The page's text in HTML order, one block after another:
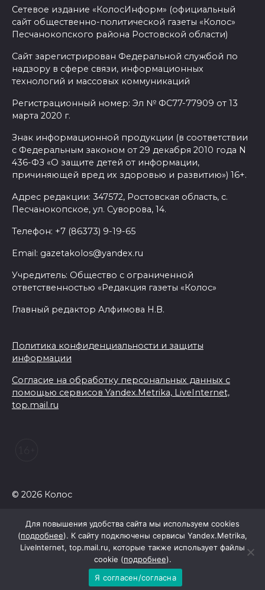
Сетевое издание «КолосИнформ» (официальный
сайт общественно-политической газеты «Колос»
Песчанокопского района Ростовской области)
Сайт зарегистрирован Федеральной службой по
надзору в сфере связи, информационных
технологий и массовых коммуникаций
Регистрационный номер: Эл № ФС77-77909 от 13
марта 2020 г.
Знак информационной продукции (в соответствии
с Федеральным законом от 29 декабря 2010 года N
436-ФЗ «О защите детей от информации,
причиняющей вред их здоровью и развитию») 16+.
Адрес редакции: 347572, Ростовская область, с.
Песчанокопское, ул. Суворова, 14.
Телефон: +7 (86373) 9-19-65
Email: gazetakolos@yandex.ru
Учредитель: Общество с ограниченной
ответственностью «Редакция газеты «Колос»
Главный редактор Алфимова Н.В.
Политика конфиденциальности и защиты
информации
Согласие на обработку персональных данных с
помощью сервисов Yandex.Metrika, LiveInternet,
top.mail.ru
© 2026 Колос
Для повышения удобства сайта мы используем cookies
(подробнее). К сайту подключены сервисы Yandex.Metrika,
LiveInternet, top.mail.ru, которые также использует файлы
cookie (подробнее).
Я согласен/согласна